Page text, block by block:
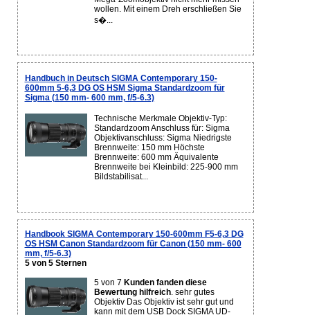
wollen. Mit einem Dreh erschließen Sie
s�...
Handbuch in Deutsch SIGMA Contemporary 150-
600mm 5-6,3 DG OS HSM Sigma Standardzoom für
Sigma (150 mm- 600 mm, f/5-6.3)
Technische Merkmale Objektiv-Typ:
Standardzoom Anschluss für: Sigma
Objektivanschluss: Sigma Niedrigste
Brennweite: 150 mm Höchste
Brennweite: 600 mm Äquivalente
Brennweite bei Kleinbild: 225-900 mm
Bildstabilisat...
Handbook SIGMA Contemporary 150-600mm F5-6,3 DG
OS HSM Canon Standardzoom für Canon (150 mm- 600
mm, f/5-6.3)
5 von 5 Sternen
5 von 7 Kunden fanden diese
Bewertung hilfreich. sehr gutes
Objektiv Das Objektiv ist sehr gut und
kann mit dem USB Dock SIGMA UD-